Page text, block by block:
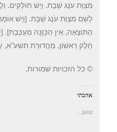
מִצְוַת עֹנֶג שַׁבָּת. וְיֵשׁ חוֹלְקִים.
לְשֵׁם מִצְוַת עֹנֶג שַׁבָּת. [וְיֵשׁ
הַתּוֹצָאָה, אֵין הַכַּוָּנָה מְעַכֶּבֶת].
חֵלֶק רִאשׁוֹן, מַהֲדוּרַת תשע"א,
© כל הזכויות שמורות.
אהבתי
טוען...